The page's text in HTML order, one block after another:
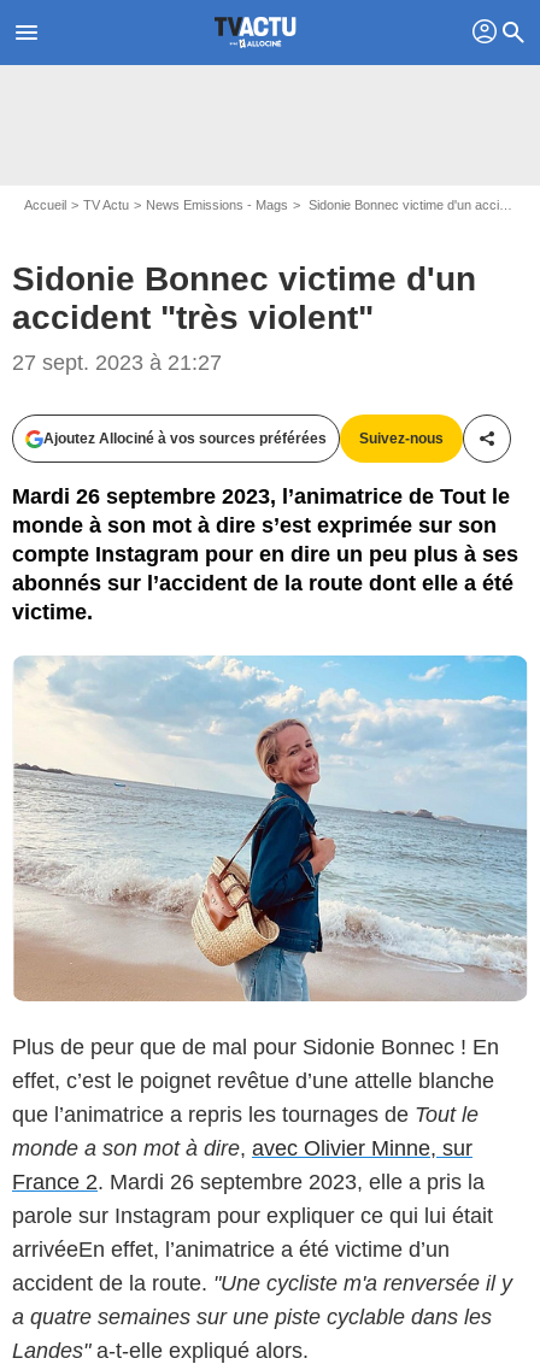
menu profil search
Accueil TV Actu News Emissions - Mags Sidonie Bonnec victime d'un accident "très violent"
Sidonie Bonnec victime d'un
accident "très violent"
27 sept. 2023 à 21:27
Ajoutez Allociné à vos sources préférées Suivez-nous
Mardi 26 septembre 2023, l’animatrice de Tout le
monde à son mot à dire s’est exprimée sur son
compte Instagram pour en dire un peu plus à ses
abonnés sur l’accident de la route dont elle a été
victime.
Instagram Sidonie Bonnec
Plus de peur que de mal pour Sidonie Bonnec ! En
effet, c’est le poignet revêtue d’une attelle blanche
que l’animatrice a repris les tournages de Tout le
monde a son mot à dire, avec Olivier Minne, sur
France 2. Mardi 26 septembre 2023, elle a pris la
parole sur Instagram pour expliquer ce qui lui était
arrivéeEn effet, l’animatrice a été victime d’un
accident de la route. "Une cycliste m'a renversée il y
a quatre semaines sur une piste cyclable dans les
Landes"a-t-elle expliqué alors.